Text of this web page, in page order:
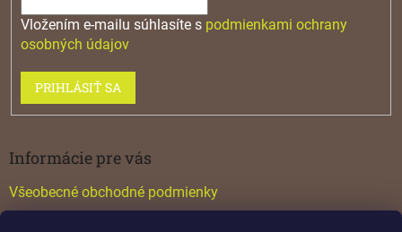
Vložením e-mailu súhlasíte s podmienkami ochrany
osobných údajov
PRIHLÁSIŤ SA
Informácie pre vás
Všeobecné obchodné podmienky